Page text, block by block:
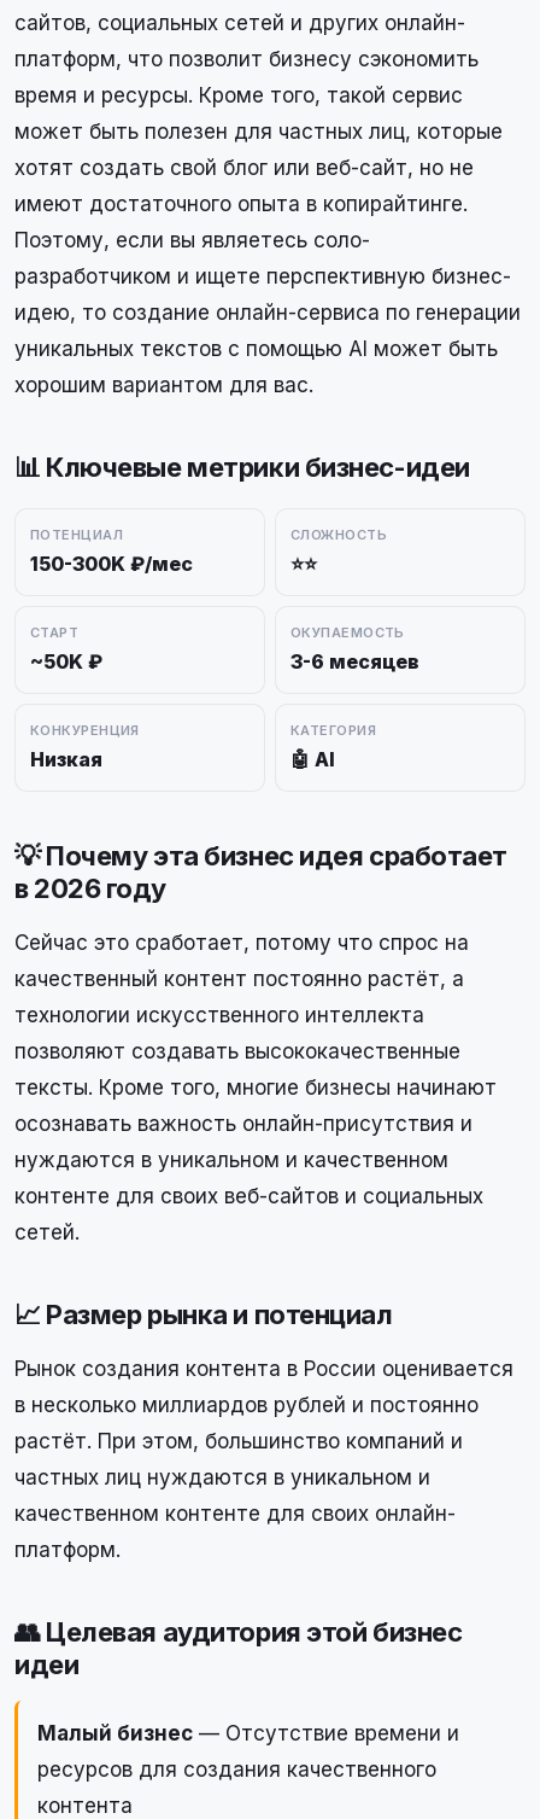
сайтов, социальных сетей и других онлайн-
платформ, что позволит бизнесу сэкономить
время и ресурсы. Кроме того, такой сервис
может быть полезен для частных лиц, которые
хотят создать свой блог или веб-сайт, но не
имеют достаточного опыта в копирайтинге.
Поэтому, если вы являетесь соло-
разработчиком и ищете перспективную бизнес-
идею, то создание онлайн-сервиса по генерации
уникальных текстов с помощью AI может быть
хорошим вариантом для вас.
📊 Ключевые метрики бизнес-идеи
ПОТЕНЦИАЛ
150-300K ₽/мес
СЛОЖНОСТЬ
⭐⭐
СТАРТ
~50K ₽
ОКУПАЕМОСТЬ
3-6 месяцев
КОНКУРЕНЦИЯ
Низкая
КАТЕГОРИЯ
🤖 AI
💡 Почему эта бизнес идея сработает
в 2026 году
Сейчас это сработает, потому что спрос на
качественный контент постоянно растёт, а
технологии искусственного интеллекта
позволяют создавать высококачественные
тексты. Кроме того, многие бизнесы начинают
осознавать важность онлайн-присутствия и
нуждаются в уникальном и качественном
контенте для своих веб-сайтов и социальных
сетей.
📈 Размер рынка и потенциал
Рынок создания контента в России оценивается
в несколько миллиардов рублей и постоянно
растёт. При этом, большинство компаний и
частных лиц нуждаются в уникальном и
качественном контенте для своих онлайн-
платформ.
👥 Целевая аудитория этой бизнес
идеи
Малый бизнес — Отсутствие времени и
ресурсов для создания качественного
контента